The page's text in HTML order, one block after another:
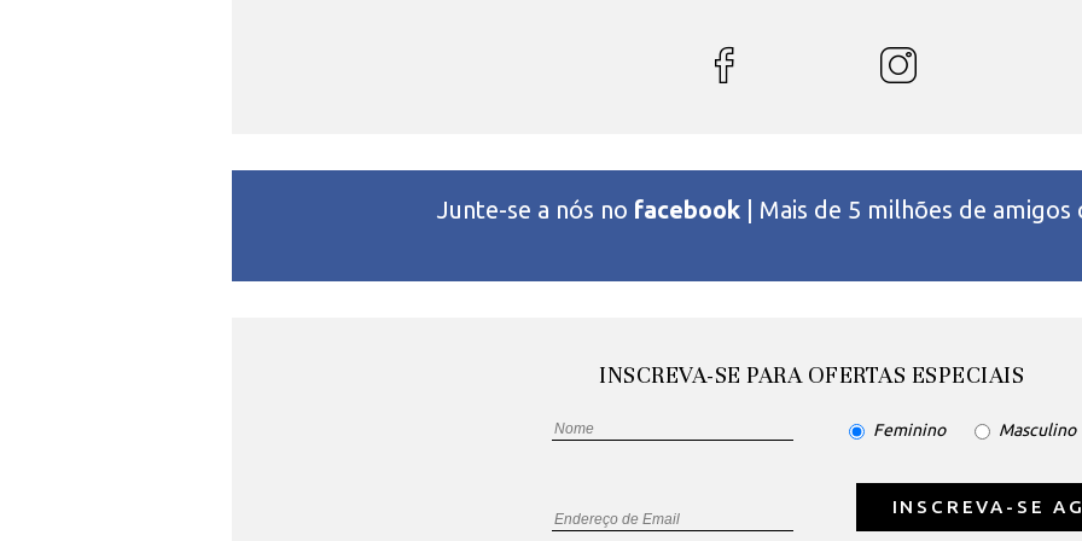
Junte-se a nós no facebook | Mais de 5 milhões de amigos
INSCREVA-SE PARA OFERTAS ESPECIAIS
Feminino Masculino
INSCREVA-SE